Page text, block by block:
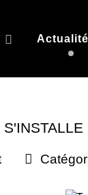
Actualité